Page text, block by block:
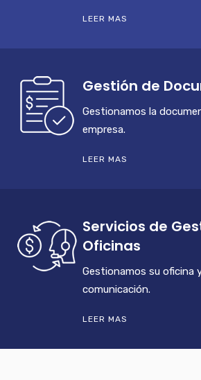
LEER MAS
Gestión de
Gestionamos la
empresa.
LEER MAS
Servicios de
Oficinas
Gestionamos su oficina
comunicación.
LEER MAS